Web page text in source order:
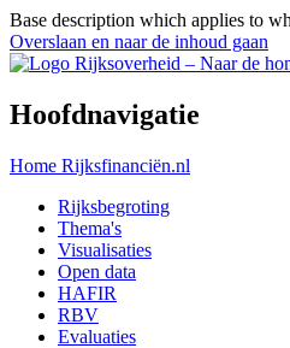
Base description which applies to
Overslaan en naar de inhoud gaan
Hoofdnavigatie
Home Rijksfinanciën.nl
Rijksbegroting
Thema's
Visualisaties
Open data
HAFIR
RBV
Evaluaties